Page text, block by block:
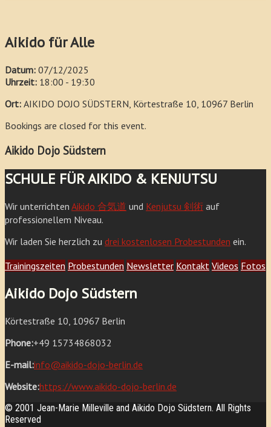
Aikido für Alle
Datum: 07/12/2025
Uhrzeit: 18:00 - 19:30
Ort: AIKIDO DOJO SÜDSTERN, Körtestraße 10, 10967 Berlin
Bookings are closed for this event.
Aikido Dojo Südstern
SCHULE FÜR AIKIDO & KENJUTSU
Wir unterrichten Aikido 合気道 und Kenjutsu 剣術 auf
professionellem Niveau.
Wir laden Sie herzlich zu drei kostenlosen Probestunden ein.
Trainingszeiten Probestunden Newsletter Kontakt Videos Fotos
Aikido Dojo Südstern
Körtestraße 10, 10967 Berlin
Phone:+49 15734868032
E-mail:info@aikido-dojo-berlin.de
Website:https://www.aikido-dojo-berlin.de
© 2001 Jean-Marie Milleville and Aikido Dojo Südstern. All Rights
Reserved